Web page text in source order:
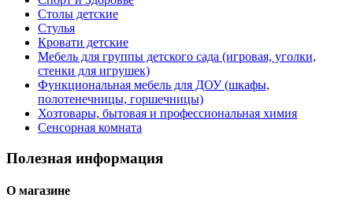
Столы детские
Стулья
Кровати детские
Мебель для группы детского сада (игровая, уголки,
стенки для игрушек)
Функциональная мебель для ДОУ (шкафы,
полотенечницы, горшечницы)
Хозтовары, бытовая и профессиональная химия
Сенсорная комната
Полезная информация
О магазине